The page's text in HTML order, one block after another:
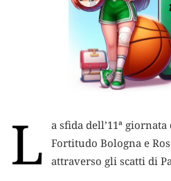
L
a sfida dell’11ª
Fortitudo Bologna e
attraverso gli scatti di